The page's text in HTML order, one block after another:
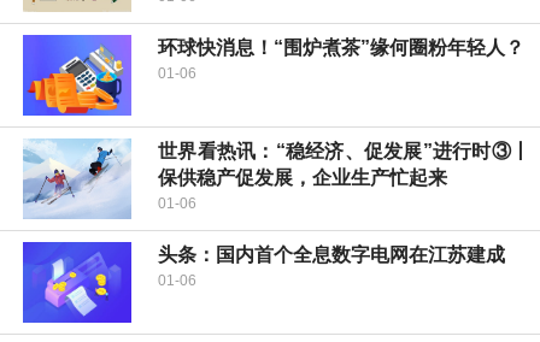
环球快消息！“围炉煮茶”缘何圈粉年轻人？
01-06
世界看热讯：“稳经济、促发展”进行时③丨
保供稳产促发展，企业生产忙起来
01-06
头条：国内首个全息数字电网在江苏建成
01-06